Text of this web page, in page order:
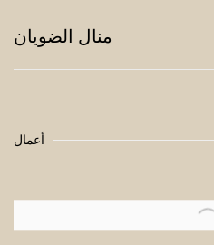
منال الضويان
أعمال